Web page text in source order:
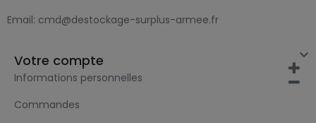
Email: cmd@destockage-surplus-armee.fr

Votre compte
Informations personnelles
Commandes